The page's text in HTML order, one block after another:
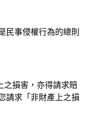
民事侵權行為的總則
之損害，亦得請求賠
請求「非財產上之損